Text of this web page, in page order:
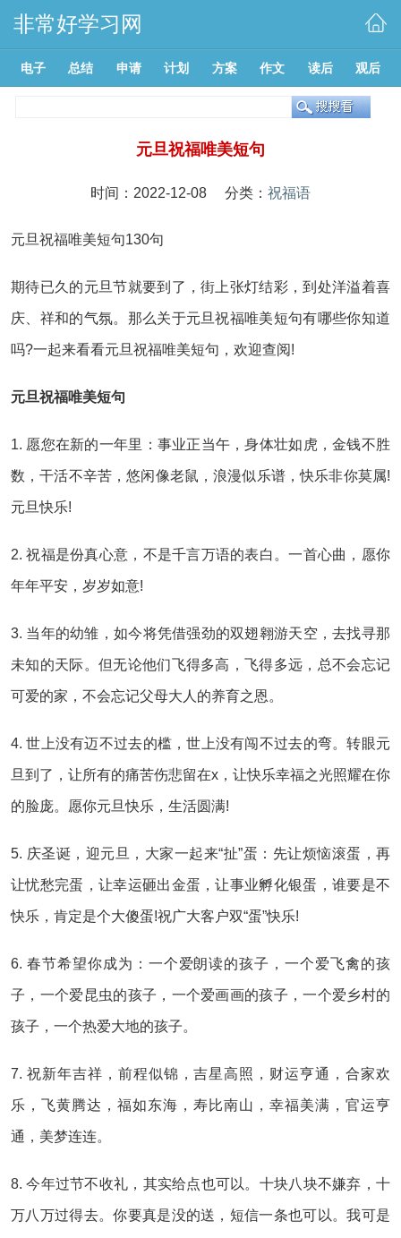
非常好学习网
电子 总结 申请 计划 方案 作文 读后 观后
元旦祝福唯美短句
时间：2022-12-08 分类： 祝福语
元旦祝福唯美短句130句
期待已久的元旦节就要到了，街上张灯结彩，到处洋溢着喜
庆、祥和的气氛。那么关于元旦祝福唯美短句有哪些你知道
吗?一起来看看元旦祝福唯美短句，欢迎查阅!
元旦祝福唯美短句
1. 愿您在新的一年里：事业正当午，身体壮如虎，金钱不胜
数，干活不辛苦，悠闲像老鼠，浪漫似乐谱，快乐非你莫属!
元旦快乐!
2. 祝福是份真心意，不是千言万语的表白。一首心曲，愿你
年年平安，岁岁如意!
3. 当年的幼雏，如今将凭借强劲的双翅翱游天空，去找寻那
未知的天际。但无论他们飞得多高，飞得多远，总不会忘记
可爱的家，不会忘记父母大人的养育之恩。
4. 世上没有迈不过去的槛，世上没有闯不过去的弯。转眼元
旦到了，让所有的痛苦伤悲留在x，让快乐幸福之光照耀在你
的脸庞。愿你元旦快乐，生活圆满!
5. 庆圣诞，迎元旦，大家一起来“扯”蛋：先让烦恼滚蛋，再
让忧愁完蛋，让幸运砸出金蛋，让事业孵化银蛋，谁要是不
快乐，肯定是个大傻蛋!祝广大客户双“蛋”快乐!
6. 春节希望你成为：一个爱朗读的孩子，一个爱飞禽的孩
子，一个爱昆虫的孩子，一个爱画画的孩子，一个爱乡村的
孩子，一个热爱大地的孩子。
7. 祝新年吉祥，前程似锦，吉星高照，财运亨通，合家欢
乐，飞黄腾达，福如东海，寿比南山，幸福美满，官运亨
通，美梦连连。
8. 今年过节不收礼，其实给点也可以。十块八块不嫌弃，十
万八万过得去。你要真是没的送，短信一条也可以。我可是